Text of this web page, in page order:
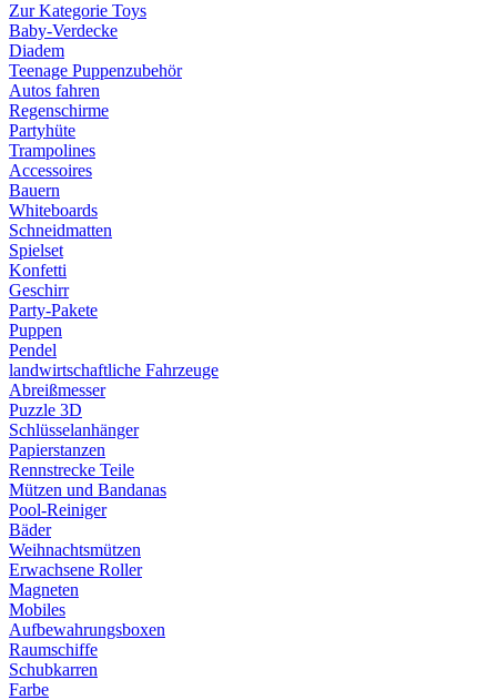
Zur Kategorie Toys
Baby-Verdecke
Diadem
Teenage Puppenzubehör
Autos fahren
Regenschirme
Partyhüte
Trampolines
Accessoires
Bauern
Whiteboards
Schneidmatten
Spielset
Konfetti
Geschirr
Party-Pakete
Puppen
Pendel
landwirtschaftliche Fahrzeuge
Abreißmesser
Puzzle 3D
Schlüsselanhänger
Papierstanzen
Rennstrecke Teile
Mützen und Bandanas
Pool-Reiniger
Bäder
Weihnachtsmützen
Erwachsene Roller
Magneten
Mobiles
Aufbewahrungsboxen
Raumschiffe
Schubkarren
Farbe